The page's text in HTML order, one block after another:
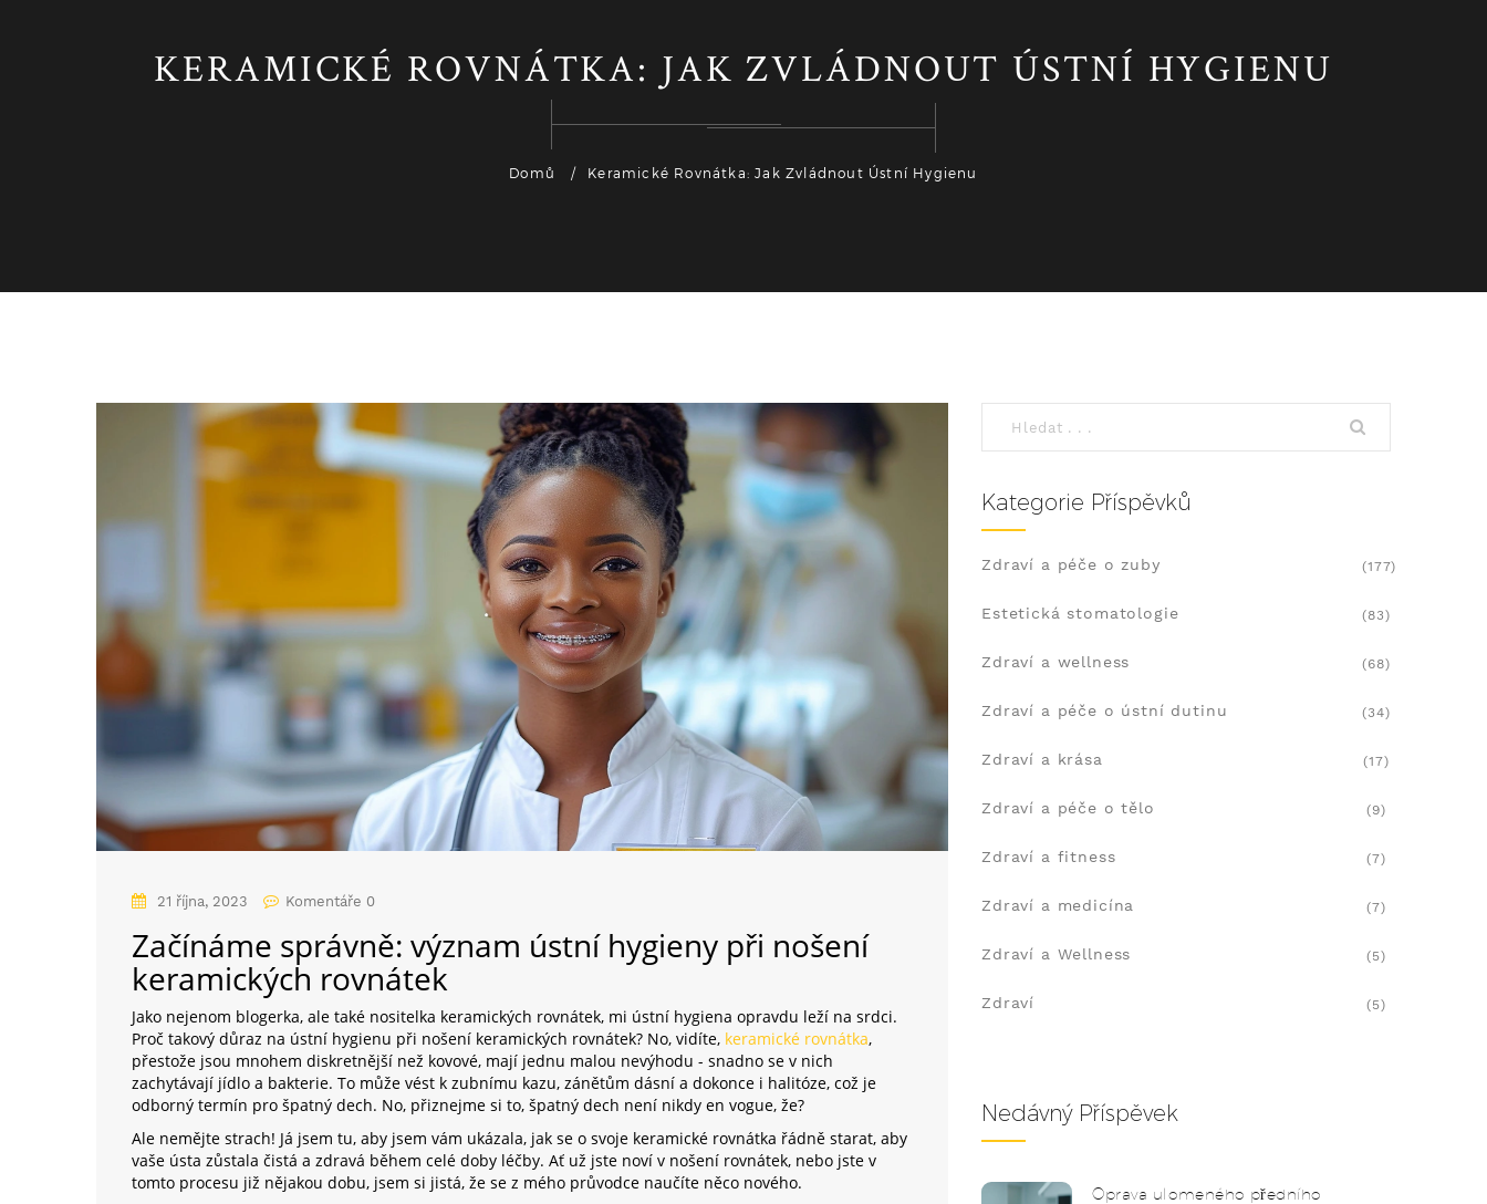
KERAMICKÉ ROVNÁTKA: JAK ZVLÁDNOUT ÚSTNÍ HYGIENU
Domů Keramické Rovnátka: Jak Zvládnout Ústní Hygienu
Zdraví a péče o tělo
21 října, 2023 Komentáře 0
Začínáme správně: význam ústní hygieny při nošení
keramických rovnátek
Jako nejenom blogerka, ale také nositelka keramických rovnátek, mi ústní hygiena opravdu leží na srdci.
Proč takový důraz na ústní hygienu při nošení keramických rovnátek? No, vidíte, keramické rovnátka,
přestože jsou mnohem diskretnější než kovové, mají jednu malou nevýhodu - snadno se v nich
zachytávají jídlo a bakterie. To může vést k zubnímu kazu, zánětům dásní a dokonce i halitóze, což je
odborný termín pro špatný dech. No, přiznejme si to, špatný dech není nikdy en vogue, že?
Ale nemějte strach! Já jsem tu, aby jsem vám ukázala, jak se o svoje keramické rovnátka řádně starat, aby
vaše ústa zůstala čistá a zdravá během celé doby léčby. Ať už jste noví v nošení rovnátek, nebo jste v
tomto procesu již nějakou dobu, jsem si jistá, že se z mého průvodce naučíte něco nového.
Kategorie Příspěvků
Zdraví a péče o zuby (177)
Estetická stomatologie (83)
Zdraví a wellness (68)
Zdraví a péče o ústní dutinu (34)
Zdraví a krása (17)
Zdraví a péče o tělo (9)
Zdraví a fitness (7)
Zdraví a medicína (7)
Zdraví a Wellness (5)
Zdraví (5)
Nedávný Příspěvek
Oprava ulomeného předního